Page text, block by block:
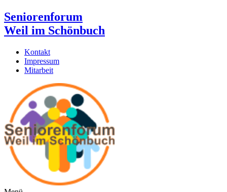
Seniorenforum
Weil im Schönbuch
Kontakt
Impressum
Mitarbeit